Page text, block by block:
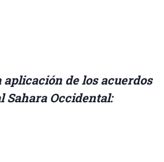
aplicación de los acuerdos
Sahara Occidental: